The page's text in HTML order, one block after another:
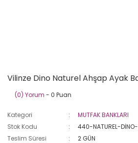
Vilinze Dino Naturel Ahşap Ayak
(0) Yorum - 0 Puan
Kategori
MUTFAK BANKLARI
Stok Kodu
440-NATUREL-DİNO-
Teslim Süresi
2 GÜN